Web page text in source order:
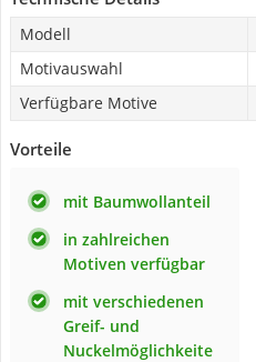
Modell
Motivauswahl
Verfügbare Motive
Vorteile
mit Baumwollanteil
in zahlreichen
Motiven verfügbar
mit verschiedenen
Greif- und
Nuckelmöglichkeite